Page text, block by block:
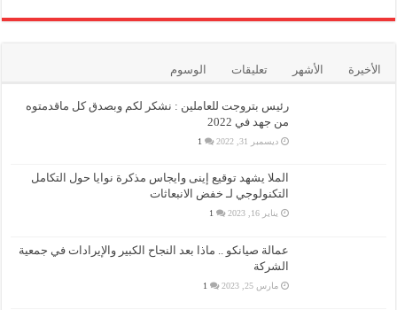
الأخيرة الأشهر تعليقات الوسوم
رئيس بتروجت للعاملين : نشكر لكم وبصدق كل ماقدمتوه
من جهد في 2022
ديسمبر 31, 2022 1
الملا يشهد توقيع إينى وايجاس مذكرة نوايا حول التكامل
التكنولوجي لـ خفض الانبعاثات
يناير 16, 2023 1
عمالة صيانكو .. ماذا بعد النجاح الكبير والإيرادات في جمعية
الشركة
مارس 25, 2023 1